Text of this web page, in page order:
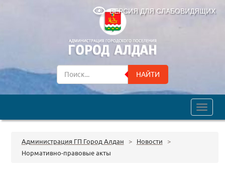
ВЕРСИЯ ДЛЯ СЛАБОВИДЯЩИХ
НАЙТИ
trk
Администрация ГП Город Алдан > Новости
>
Нормативно-правовые акты